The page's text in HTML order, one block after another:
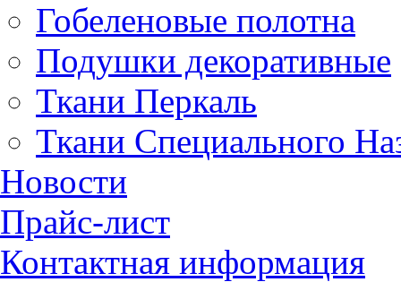
Гобеленовые полотна
Подушки декоративные
Ткани Перкаль
Ткани Специального
Новости
Прайс-лист
Контактная информация